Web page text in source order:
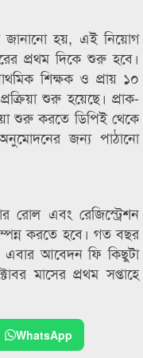
জানানো হয়, এই নিয়োগ
প্রথম দিকে শুরু হবে।
শিক্ষক ও প্রায় ১০
শুরু হয়েছে। প্রাক-
শুরু করতে ডিপিই থেকে
অনুমোদনের জন্য পাঠানো
রোল এবং রেজিস্ট্রেশন
করতে হবে। গত বছর
আবেদন ফি কিছুটা
মাসের প্রথম সপ্তাহে
WhatsApp